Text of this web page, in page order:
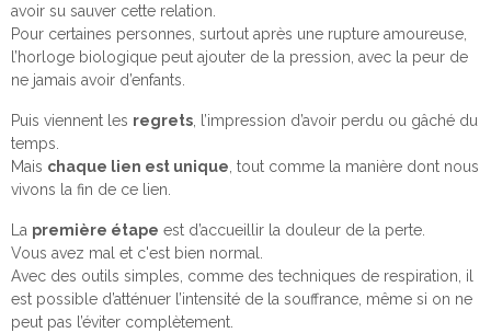
avoir su sauver cette relation.
Pour certaines personnes, surtout après une rupture amoureuse,
l’horloge biologique peut ajouter de la pression, avec la peur de
ne jamais avoir d’enfants.
Puis viennent les regrets, l’impression d’avoir perdu ou gâché du
temps.
Mais chaque lien est unique, tout comme la manière dont nous
vivons la fin de ce lien.
La première étape est d’accueillir la douleur de la perte.
Vous avez mal et c'est bien normal.
Avec des outils simples, comme des techniques de respiration, il
est possible d’atténuer l’intensité de la souffrance, même si on ne
peut pas l’éviter complètement.